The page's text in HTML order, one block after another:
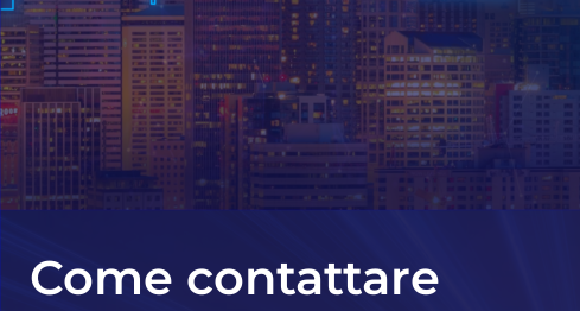
Come contattare